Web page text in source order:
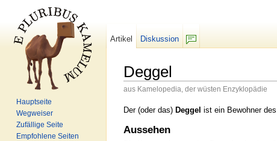
Deggel
aus Kamelopedia, der wüsten Enzyklopädie
Der (oder das) Deggel ist ein Bewohner
Aussehen
Artikel
Diskussion
Hauptseite
Wegweiser
Zufällige Seite
Empfohlene Seiten